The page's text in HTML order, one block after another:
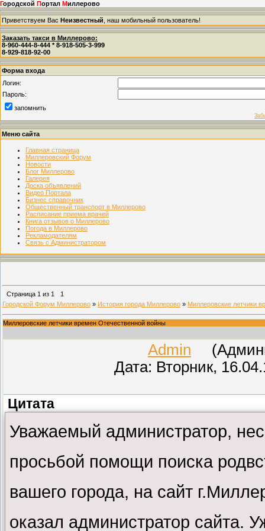
Городской Портал Миллерово
Приветствуем Вас Неизвестный , наш мобильный пользователь!
Заказать такси в Миллерово:
8-960-444-8-444 * 8-918-505-3-999
8-929-818-92-00
Форма входа
Логин:
Пароль:
запомнить
Меню сайта
Главная страница
Миллеровский Форум
Новости
Блог Миллерово
Галерея
Доска объявлений
Видео Портала
Бизнес справочник
Общественный транспорт в Миллерово
Расписание приема врачей
Книга отзывов о Миллерово
Погода в Миллерово
Рекламодателям
Связь с Администратором
Страница 1 из 1
1
Городской Форум Миллерово » История города Миллерово » Миллеровские летчики
Миллеровские летчики времен Отечественной войны
Admin
Дата: Вторник,
Цитата
Уважаемый администратор,
просьбой помощи поиска
вашего города, на сайт
оказал администратор сайта.